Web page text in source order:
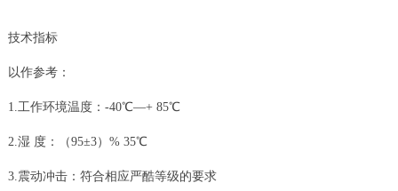
技术指标
以作参考：
1.工作环境温度：-40℃—+ 85℃
2.湿 度：（95±3）% 35℃
3.震动冲击：符合相应严酷等级的要求